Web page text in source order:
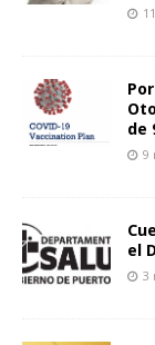
de
9
el
3